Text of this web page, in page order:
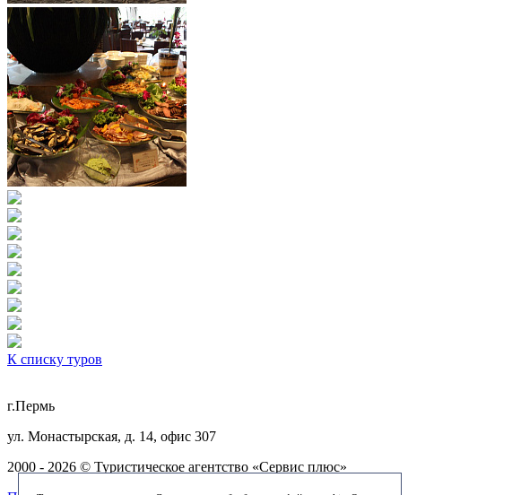
К списку туров
г.Пермь
ул. Монастырская, д. 14, офис 307
2000 - 2026 © Туристическое агентство «Сервис плюс»